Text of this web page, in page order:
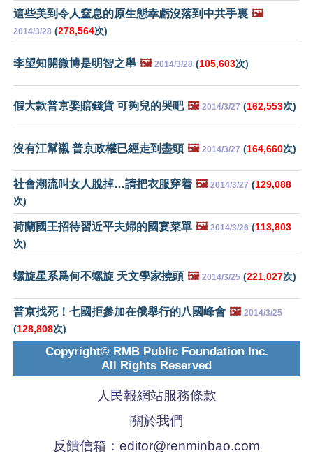
這些美到令人窒息的原生態幸虧沒落到中共手裏 🖼️
2014/3/28 (278,564次)
李望知開微博是明智之舉 🖼️ 2014/3/28 (105,603次)
假大款普京娶賠錢貨 可夠兒的哭吧 🖼️ 2014/3/27 (162,553次)
沒有江幫襯 普京政權已經走到盡頭 🖼️ 2014/3/27 (164,660次)
社會潮流叫女人脫掉…請把衣服穿着 🖼️ 2014/3/27 (129,088
次)
荷蘭國王招待習近平夫婦的國宴菜單 🖼️ 2014/3/26 (113,803
次)
螺旋星系爲何不螺旋 天文學家撓頭 🖼️ 2014/3/25 (221,027次)
普京找死！七國拒參加在俄舉行的八國峰會 🖼️ 2014/3/25
(128,808次)
Copyright© RMB Public Foundation Inc.
All Rights Reserved
人民報網站服務條款
關於我們
反饋信箱： editor@renminbao.com